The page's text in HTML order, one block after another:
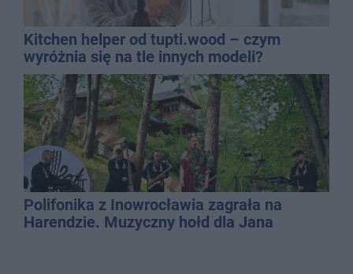
Kitchen helper od tupti.wood – czym
wyróżnia się na tle innych modeli?
Polifonika z Inowrocławia zagrała na
Harendzie. Muzyczny hołd dla Jana